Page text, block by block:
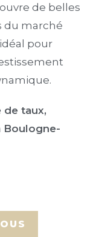
de belles
du marché
pour
de taux,
Boulogne-